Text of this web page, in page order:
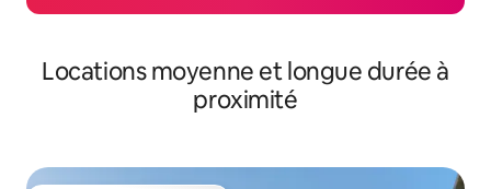
Locations moyenne et longue durée à
proximité